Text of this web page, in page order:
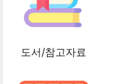
도서/참고자료